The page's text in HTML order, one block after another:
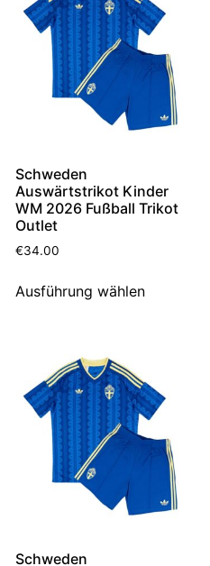
Schweden
Auswärtstrikot Kinder
WM 2026 Fußball Trikot
Outlet
€34.00
Ausführung wählen
Schweden